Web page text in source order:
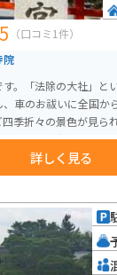
5 （口コミ1件）
院
。「法除の大社」と
車のお祓いに全国か
季折々の景色が見ら
垂れ梅が有名です。
詳しく見る